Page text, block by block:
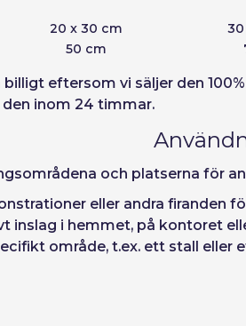
20 x 30 cm
50 cm
billigt eftersom vi säljer den
inom 24 timmar.
och platserna för
eller andra firanden
inslag i hemmet, på kontoret
område, t.ex. ett stall eller